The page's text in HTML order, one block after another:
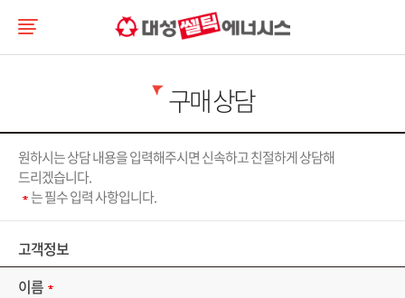
구매 상담
원하시는 상담 내용을 입력해주시면 신속하고 친절하게 상담해
드리겠습니다.
는 필수 입력 사항입니다.
고객정보
이름